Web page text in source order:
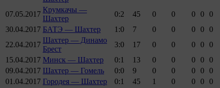
07.05.2017
Крумкачы —
Шахтер
0:2 45 0 0 0 0 0
30.04.2017 БАТЭ — Шахтер 1:0 7 0 0 0 0 0
22.04.2017
Шахтер — Динамо
Брест
3:0 17 0 0 0 0 0
15.04.2017 Минск — Шахтер 0:1 13 0 0 0 0 0
09.04.2017 Шахтер — Гомель 0:0 9 0 0 0 0 0
01.04.2017 Городея — Шахтер 0:1 45 1 0 0 0 0